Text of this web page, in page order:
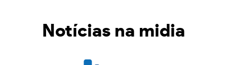
Notícias na midia